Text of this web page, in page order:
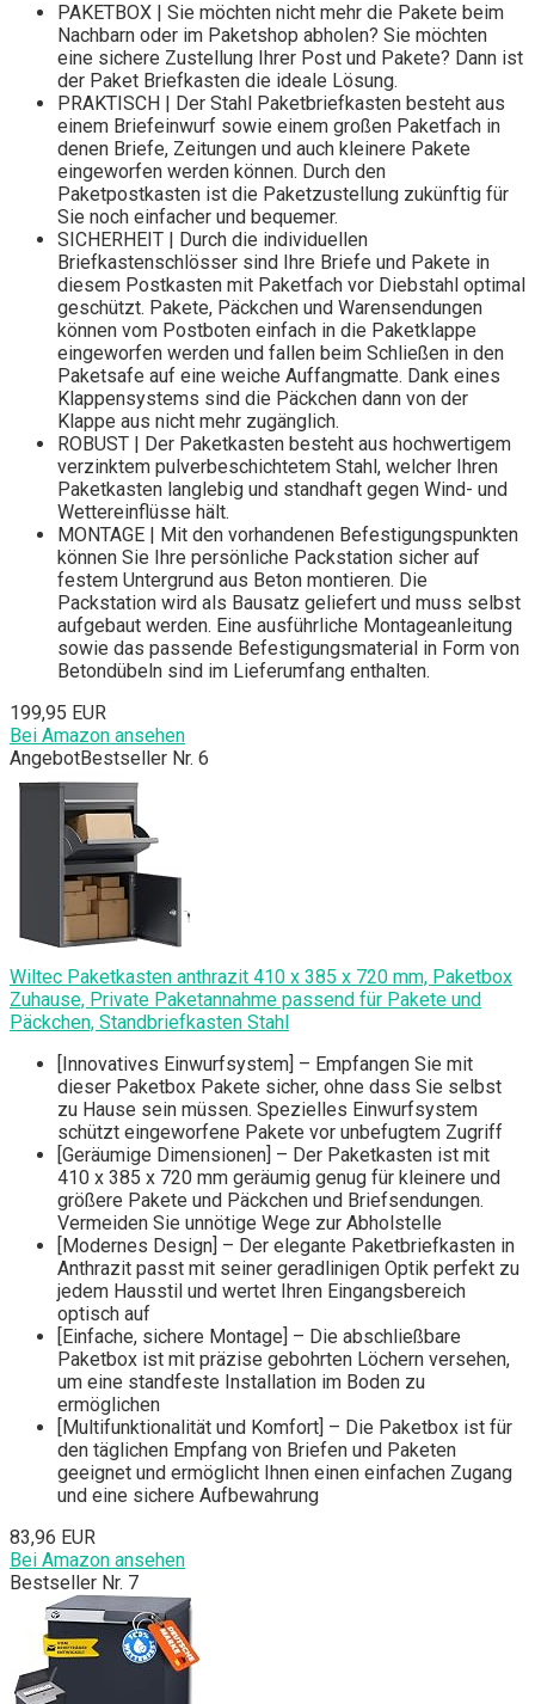
PAKETBOX | Sie möchten nicht mehr die Pakete beim
Nachbarn oder im Paketshop abholen? Sie möchten
eine sichere Zustellung Ihrer Post und Pakete? Dann ist
der Paket Briefkasten die ideale Lösung.
PRAKTISCH | Der Stahl Paketbriefkasten besteht aus
einem Briefeinwurf sowie einem großen Paketfach in
denen Briefe, Zeitungen und auch kleinere Pakete
eingeworfen werden können. Durch den
Paketpostkasten ist die Paketzustellung zukünftig für
Sie noch einfacher und bequemer.
SICHERHEIT | Durch die individuellen
Briefkastenschlösser sind Ihre Briefe und Pakete in
diesem Postkasten mit Paketfach vor Diebstahl optimal
geschützt. Pakete, Päckchen und Warensendungen
können vom Postboten einfach in die Paketklappe
eingeworfen werden und fallen beim Schließen in den
Paketsafe auf eine weiche Auffangmatte. Dank eines
Klappensystems sind die Päckchen dann von der
Klappe aus nicht mehr zugänglich.
ROBUST | Der Paketkasten besteht aus hochwertigem
verzinktem pulverbeschichtetem Stahl, welcher Ihren
Paketkasten langlebig und standhaft gegen Wind- und
Wettereinflüsse hält.
MONTAGE | Mit den vorhandenen Befestigungspunkten
können Sie Ihre persönliche Packstation sicher auf
festem Untergrund aus Beton montieren. Die
Packstation wird als Bausatz geliefert und muss selbst
aufgebaut werden. Eine ausführliche Montageanleitung
sowie das passende Befestigungsmaterial in Form von
Betondübeln sind im Lieferumfang enthalten.
199,95 EUR
Bei Amazon ansehen
AngebotBestseller Nr. 6
Wiltec Paketkasten anthrazit 410 x 385 x 720 mm, Paketbox
Zuhause, Private Paketannahme passend für Pakete und
Päckchen, Standbriefkasten Stahl
[Innovatives Einwurfsystem] – Empfangen Sie mit
dieser Paketbox Pakete sicher, ohne dass Sie selbst
zu Hause sein müssen. Spezielles Einwurfsystem
schützt eingeworfene Pakete vor unbefugtem Zugriff
[Geräumige Dimensionen] – Der Paketkasten ist mit
410 x 385 x 720 mm geräumig genug für kleinere und
größere Pakete und Päckchen und Briefsendungen.
Vermeiden Sie unnötige Wege zur Abholstelle
[Modernes Design] – Der elegante Paketbriefkasten in
Anthrazit passt mit seiner geradlinigen Optik perfekt zu
jedem Hausstil und wertet Ihren Eingangsbereich
optisch auf
[Einfache, sichere Montage] – Die abschließbare
Paketbox ist mit präzise gebohrten Löchern versehen,
um eine standfeste Installation im Boden zu
ermöglichen
[Multifunktionalität und Komfort] – Die Paketbox ist für
den täglichen Empfang von Briefen und Paketen
geeignet und ermöglicht Ihnen einen einfachen Zugang
und eine sichere Aufbewahrung
83,96 EUR
Bei Amazon ansehen
Bestseller Nr. 7